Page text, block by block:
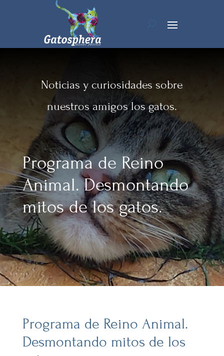
Noticias y curiosidades sobre
nuestros amigos los gatos.
Programa de Reino
Animal. Desmontando
mitos de los gatos.
Programa de Reino Animal.
Desmontando mitos de los